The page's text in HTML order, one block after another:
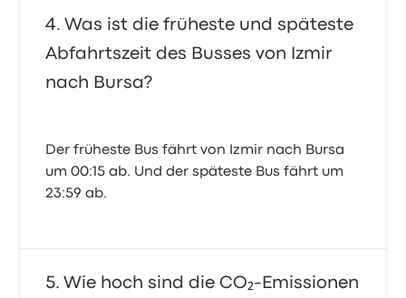
Was ist die früheste und späteste
Abfahrtszeit des Busses von Izmir
nach Bursa?
Der früheste Bus fährt von Izmir nach Bursa
um 00:15 ab. Und der späteste Bus fährt um
23:59 ab.
Wie hoch sind die CO₂-Emissionen